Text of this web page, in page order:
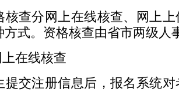
分网上在线核查、网上上
方式。资格核查由省市两级人
在线核查
注册信息后，报名系统对